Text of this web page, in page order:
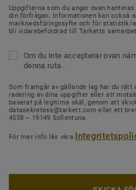
Uppgifterna som du anger ovan
din förfrågan. Informationen kan också
marknadsföringssyfte och för statistik/
bli vidarebefordrad till Tarketts
Om du inte accepterar ovan
denna ruta.
Som framgår av gällande lag har du
radering av dina uppgifter eller att
baserat på legitima skäl, genom att
datasekretess@tarkett.com eller ett
4538 – 19149 Sollentuna.
För mer info läs våra